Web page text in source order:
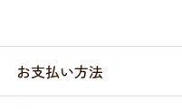
お支払い方法